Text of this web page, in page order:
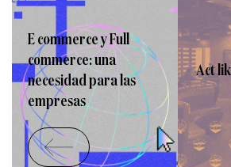
E commerce y Full
commerce: una
necesidad para las
empresas
Act